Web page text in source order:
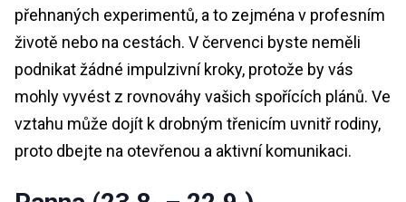
přehnaných experimentů, a to zejména v profesním
životě nebo na cestách. V červenci byste neměli
podnikat žádné impulzivní kroky, protože by vás
mohly vyvést z rovnováhy vašich spořících plánů. Ve
vztahu může dojít k drobným třenicím uvnitř rodiny,
proto dbejte na otevřenou a aktivní komunikaci.